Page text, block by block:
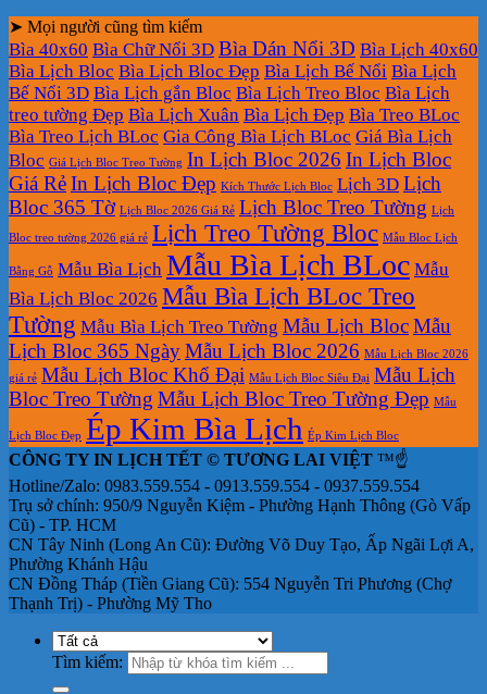
➤ Mọi người cũng tìm kiếm
Bìa 40x60 Bìa Chữ Nổi 3D Bìa Dán Nổi 3D Bìa Lịch 40x60
Bìa Lịch Bloc Bìa Lịch Bloc Đẹp Bìa Lịch Bế Nổi Bìa Lịch
Bế Nổi 3D Bìa Lịch gắn Bloc Bìa Lịch Treo Bloc Bìa Lịch
treo tường Đẹp Bìa Lịch Xuân Bìa Lịch Đẹp Bìa Treo BLoc
Bìa Treo Lịch BLoc Gia Công Bìa Lịch BLoc Giá Bìa Lịch
Bloc Giá Lịch Bloc Treo Tường In Lịch Bloc 2026 In Lịch Bloc
Giá RẻIn Lịch Bloc Đẹp Kích Thước Lịch Bloc Lịch 3D Lịch
Bloc 365 Tờ Lịch Bloc 2026 Giá Rẻ Lịch Bloc Treo Tường Lịch
Bloc treo tường 2026 giá rẻ Lịch Treo Tường Bloc Mẫu Bloc Lịch
Bằng Gỗ Mẫu Bìa Lịch Mẫu Bìa Lịch BLoc Mẫu
Bìa Lịch Bloc 2026 Mẫu Bìa Lịch BLoc Treo
Tường Mẫu Bìa Lịch Treo Tường Mẫu Lịch BlocMẫu
Lịch Bloc 365 NgàyMẫu Lịch Bloc 2026 Mẫu Lịch Bloc 2026
giá rẻ Mẫu Lịch Bloc Khổ Đại Mẫu Lịch Bloc Siêu Đại Mẫu Lịch
Bloc Treo Tường Mẫu Lịch Bloc Treo Tường Đẹp Mẫu
Lịch Bloc Đẹp Ép Kim Bìa Lịch Ép Kim Lịch Bloc
CÔNG TY IN LỊCH TẾT © TƯƠNG LAI VIỆT ™☝️
Hotline/Zalo: 0983.559.554 - 0913.559.554 - 0937.559.554
Trụ sở chính: 950/9 Nguyễn Kiệm - Phường Hạnh Thông (Gò Vấp
Cũ) - TP. HCM
CN Tây Ninh (Long An Cũ): Đường Võ Duy Tạo, Ấp Ngãi Lợi A,
Phường Khánh Hậu
CN Đồng Tháp (Tiền Giang Cũ): 554 Nguyễn Tri Phương (Chợ
Thạnh Trị) - Phường Mỹ Tho
Tìm kiếm: